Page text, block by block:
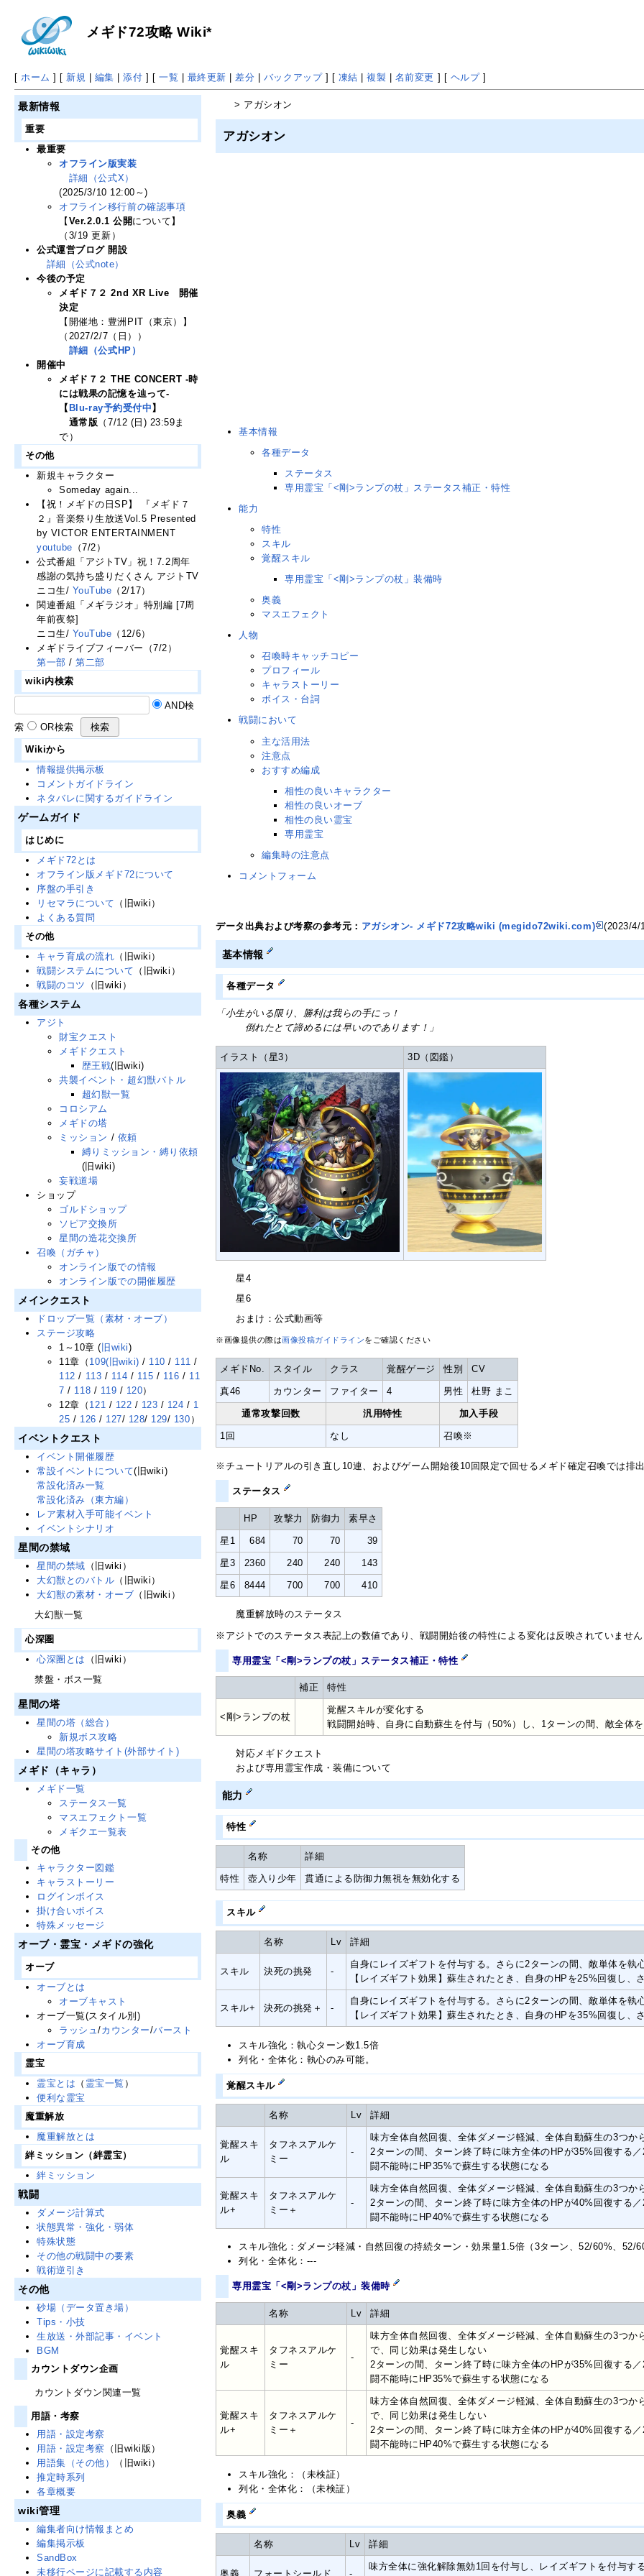
メギド72攻略 Wiki*
[ ホーム ] [ 新規 | 編集 |添付 ] [一覧 | 最終更新 | 差分 | バックアップ] [ 凍結 |複製 | 名前変更 ] [ ヘルプ]
> アガシオン
アガシオン
基本情報
各種データ
ステータス
専用霊宝「<剛>ランプの杖」ステータス補正・特性
能力
特性
スキル
覚醒スキル
専用霊宝「<剛>ランプの杖」装備時
奥義
マスエフェクト
人物
召喚時キャッチコピー
プロフィール
キャラストーリー
ボイス・台詞
戦闘において
主な活用法
注意点
おすすめ編成
相性の良いキャラクター
相性の良いオーブ
相性の良い霊宝
専用霊宝
編集時の注意点
コメントフォーム
データ出典および考察の参考元： アガシオン- メギド72攻略wiki (megido72wiki.com) (2023/4/
基本情報
各種データ
「小生がいる限り、勝利は我らの手にっ！
倒れたとて諦めるには早いのであります！」
イラスト（星3） 3D（図鑑）
星4
星6
おまけ：公式動画等
※画像提供の際は画像投稿ガイドラインをご確認ください
メギドNo. スタイル クラス 覚醒ゲージ 性別 CV
真46 カウンター ファイター 4 男性 杜野 まこ
通常攻撃回数 汎用特性 加入手段
1回 なし 召喚※
※チュートリアルの引き直し10連、およびゲーム開始後10回限定で回せるメギド確定召喚では排
ステータス
HP 攻撃力 防御力 素早さ
星1 684 70 70 39
星3 2360 240 240 143
星6 8444 700 700 410
魔重解放時のステータス
※アジトでのステータス表記上の数値であり、戦闘開始後の特性による変化は反映されていませ
専用霊宝「<剛>ランプの杖」ステータス補正・特性
補正 特性
<剛>ランプの杖
覚醒スキルが変化する
戦闘開始時、自身に自動蘇生を付与（50%）し、1ターンの間、敵全体
対応メギドクエスト
および専用霊宝作成・装備について
能力
特性
名称 詳細
特性 壺入り少年 貫通による防御力無視を無効化する
スキル
名称 Lv 詳細
スキル 決死の挑発 -
自身にレイズギフトを付与する。さらに2ターンの間、敵単体を執
【レイズギフト効果】蘇生されたとき、自身のHPを25%回復し
スキル+ 決死の挑発＋ -
自身にレイズギフトを付与する。さらに2ターンの間、敵単体を執
【レイズギフト効果】蘇生されたとき、自身のHPを35%回復し
スキル強化：執心ターン数1.5倍
列化・全体化：執心のみ可能。
覚醒スキル
名称 Lv 詳細
覚醒スキ
ル
タフネスアルケ
ミー
-
味方全体自然回復、全体ダメージ軽減、全体自動蘇生の3つ
2ターンの間、ターン終了時に味方全体のHPが35%回復する
闘不能時にHP35%で蘇生する状態になる
覚醒スキ
ル+
タフネスアルケ
ミー＋
-
味方全体自然回復、全体ダメージ軽減、全体自動蘇生の3つ
2ターンの間、ターン終了時に味方全体のHPが40%回復する
闘不能時にHP40%で蘇生する状態になる
スキル強化：ダメージ軽減・自然回復の持続ターン・効果量1.5倍（3ターン、52/60%、52/
列化・全体化：---
専用霊宝「<剛>ランプの杖」装備時
名称 Lv 詳細
覚醒スキ
ル
タフネスアルケ
ミー
-
味方全体自然回復、全体ダメージ軽減、全体自動蘇生の3つ
で、同じ効果は発生しない
2ターンの間、ターン終了時に味方全体のHPが35%回復する
闘不能時にHP35%で蘇生する状態になる
覚醒スキ
ル+
タフネスアルケ
ミー＋
-
味方全体自然回復、全体ダメージ軽減、全体自動蘇生の3つ
で、同じ効果は発生しない
2ターンの間、ターン終了時に味方全体のHPが40%回復する
闘不能時にHP40%で蘇生する状態になる
スキル強化：（未検証）
列化・全体化：（未検証）
奥義
名称 Lv 詳細
奥義 フォートシールド -
味方全体に強化解除無効1回を付与し、レイズギフトを付与す
最新情報
重要
最重要
オフライン版実装
詳細（公式X）
(2025/3/10 12:00～)
オフライン移行前の確認事項
【Ver.2.0.1 公開について】
（3/19 更新）
公式運営ブログ 開設
詳細（公式note）
今後の予定
メギド７２ 2nd XR Live 開催
決定
【開催地：豊洲PIT（東京）】
（2027/2/7（日））
詳細（公式HP）
開催中
メギド７２ THE CONCERT -時
には戦果の記憶を辿って-
【Blu-ray予約受付中】
通常版 （7/12 (日) 23:59ま
で）
その他
新規キャラクター
Someday again...
【祝！メギドの日SP】 『メギド７
２』音楽祭り生放送Vol.5 Presented
by VICTOR ENTERTAINMENT
youtube （7/2）
公式番組「アジトTV」祝！7.2周年
感謝の気持ち盛りだくさん アジトTV
ニコ生/ YouTube （2/17）
関連番組「メギラジオ」特別編 [7周
年前夜祭]
ニコ生/ YouTube （12/6）
メギドライブフィーバー（7/2）
第一部 /第二部
wiki内検索
AND検
索 OR検索
Wikiから
情報提供掲示板
コメントガイドライン
ネタバレに関するガイドライン
ゲームガイド
はじめに
メギド72とは
オフライン版メギド72について
序盤の手引き
リセマラについて （旧wiki）
よくある質問
その他
キャラ育成の流れ （旧wiki）
戦闘システムについて （旧wiki）
戦闘のコツ
（旧wiki）
各種システム
アジト
財宝クエスト
メギドクエスト
歴王戦(旧wiki)
共襲イベント・超幻獣バトル
超幻獣一覧
コロシアム
メギドの塔
ミッション / 依頼
縛りミッション・縛り依頼
(旧wiki)
妄戦道場
ショップ
ゴルドショップ
ソピア交換所
星間の造花交換所
召喚（ガチャ）
オンライン版での情報
オンライン版での開催履歴
メインクエスト
ドロップ一覧（素材・オーブ）
ステージ攻略
1～10章 ( 旧wiki)
11章（ 109(旧wiki) / 110 / 111 /
112 / 113 / 114 / 115 / 116 / 11
7 / 118 / 119 / 120）
12章（ 121 / 122 / 123 / 124 / 1
25 / 126 / 127/ 128/ 129/ 130 ）
イベントクエスト
イベント開催履歴
常設イベントについて(旧wiki)
常設化済み一覧
常設化済み（東方編）
レア素材入手可能イベント
イベントシナリオ
星間の禁域
星間の禁域 （旧wiki）
大幻獣とのバトル （旧wiki）
大幻獣の素材・オーブ （旧wiki）
大幻獣一覧
心深圏
心深圏とは
（旧wiki）
禁盤・ボス一覧
星間の塔
星間の塔（総合）
新規ボス攻略
星間の塔攻略サイト(外部サイト)
メギド（キャラ）
メギド一覧
ステータス一覧
マスエフェクト一覧
メギクエ一覧表
その他
キャラクター図鑑
キャラストーリー
ログインボイス
掛け合いボイス
特殊メッセージ
オーブ・霊宝・メギドの強化
オーブ
オーブとは
オーブキャスト
オーブ一覧(スタイル別)
ラッシュ/カウンター/バースト
オーブ育成
霊宝
霊宝とは （ 霊宝一覧 ）
便利な霊宝
魔重解放
魔重解放とは
絆ミッション（絆霊宝）
絆ミッション
戦闘
ダメージ計算式
状態異常・強化・弱体
特殊状態
その他の戦闘中の要素
戦術逆引き
その他
砂場（データ置き場）
Tips・小技
生放送・外部記事・イベント
BGM
カウントダウン企画
カウントダウン関連一覧
用語・考察
用語・設定考察
用語・設定考察
（旧wiki版）
用語集（その他）
（旧wiki）
推定時系列
各章概要
wiki管理
編集者向け情報まとめ
編集掲示板
SandBox
未移行ページに記載する内容